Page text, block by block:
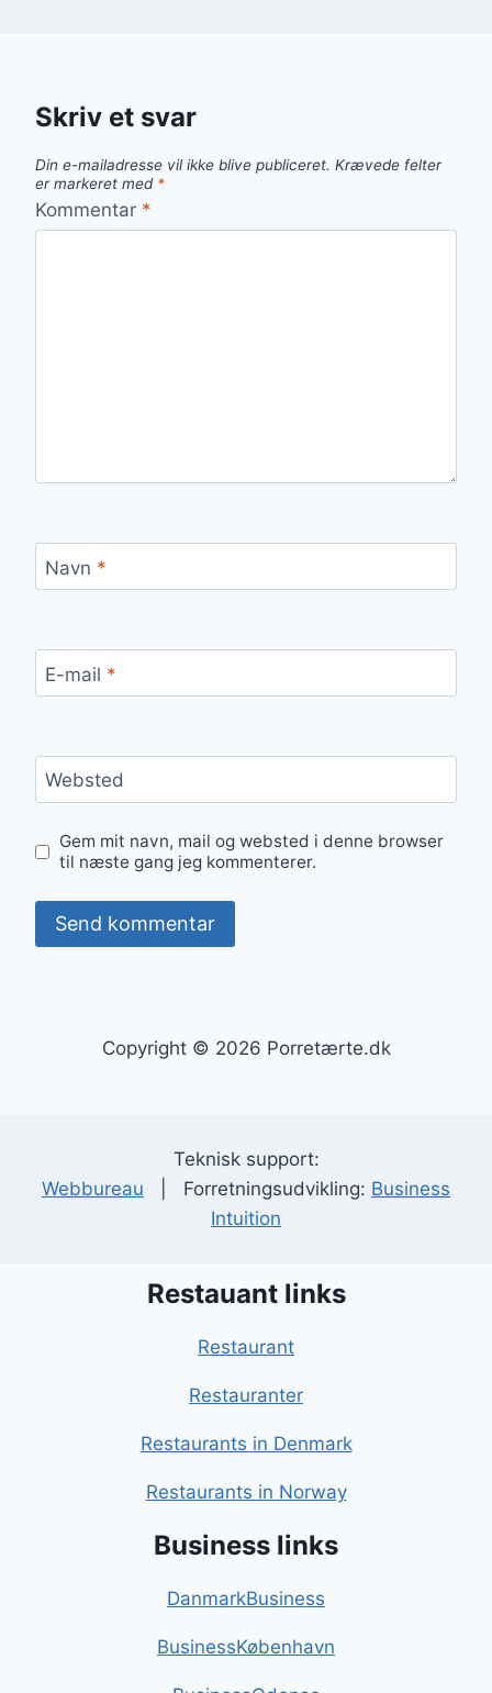
Skriv et svar
Din e-mailadresse vil ikke blive publiceret. Krævede felter
er markeret med *
Kommentar *
Navn *
E-mail *
Websted
Gem mit navn, mail og websted i denne browser
til næste gang jeg kommenterer.
Copyright © 2026 Porretærte.dk
Teknisk support:
Webbureau | Forretningsudvikling: Business
Intuition
Restauant links
Restaurant
Restauranter
Restaurants in Denmark
Restaurants in Norway
Business links
DanmarkBusiness
BusinessKøbenhavn